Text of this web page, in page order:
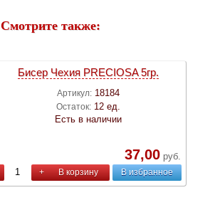
Смотрите также:
Бисер Чехия PRECIOSA 5гр.
Артикул: 18184
Остаток: 12 ед.
Есть в наличии
37,00руб.
+ В корзину В избранное